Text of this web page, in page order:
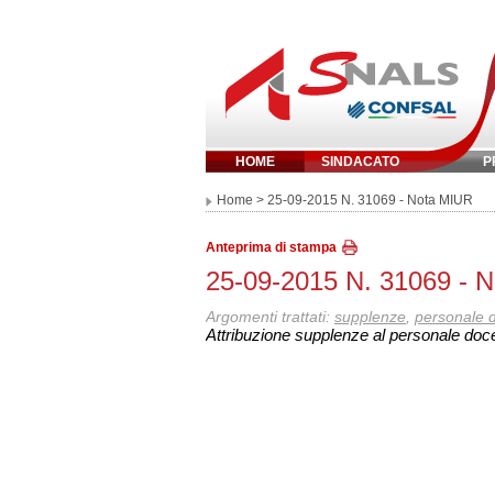
HOME SINDACATO
Inserisci parola
Home > 25-09-2015 N. 31069 - Nota MIUR
Anteprima di stampa
25-09-2015 N. 31069 -
Argomenti trattati: supplenze personale
Attribuzione supplenze al personale